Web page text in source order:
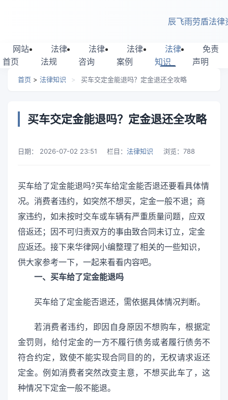
辰飞雨劳盾法律
网站
首页
法律
法规
法律
咨询
法律
案例
法律
知识
免责
声明
首页 > 法律知识 > 买车交定金能退吗？定金退还全攻略
买车交定金能退吗？定金退还全攻略
日期： 2026-07-02 23:51 栏目： 法律知识 浏览： 788
买车给了定金能退吗?买车给定金能否退还要看具体情
况。消费者违约，如突然不想买，定金一般不退；商
家违约，如未按时交车或车辆有严重质量问题，应双
倍返还；因不可归责双方的事由致合同未订立，定金
应返还。接下来华律网小编整理了相关的一些知识，
供大家参考一下，一起来看看内容吧。
一、买车给了定金能退吗
买车给了定金能否退还，需依据具体情况判断。
若消费者违约，即因自身原因不想购车，根据定
金罚则，给付定金的一方不履行债务或者履行债务不
符合约定，致使不能实现合同目的的，无权请求返还
定金。例如消费者突然改变主意，不想买此车了，这
种情况下定金一般不能退。